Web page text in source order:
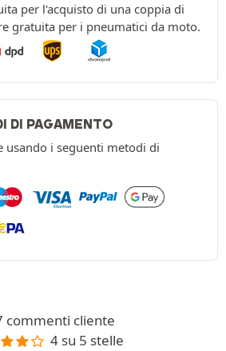
per l'acquisto di una coppia di
gratuita per i pneumatici da moto.
DI PAGAMENTO
usando i seguenti metodi di
commenti cliente
4 su 5 stelle